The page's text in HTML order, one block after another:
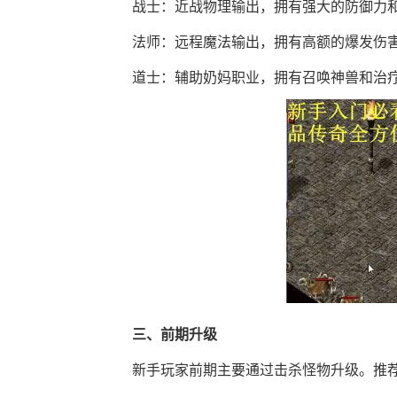
战士：近战物理输出，拥有强大的防御力
法师：远程魔法输出，拥有高额的爆发伤
道士：辅助奶妈职业，拥有召唤神兽和治
三、前期升级
新手玩家前期主要通过击杀怪物升级。推